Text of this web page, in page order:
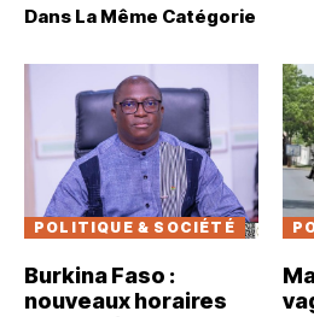
Dans La Même Catégorie
POLITIQUE & SOCIÉTÉ
Burkina Faso :
nouveaux horaires